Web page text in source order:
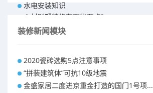
水电安装知识
乡村别墅装修有哪些要点?
别墅怎样装修之装修技巧
昆明110平米装修预算 装修报价清单
昆明100平米装修多少钱
装修新闻模块
2020瓷砖选购5点注意事项
“拼装建筑体”可抗10级地震
金盛家居二度进京重金打造的国门1号项...